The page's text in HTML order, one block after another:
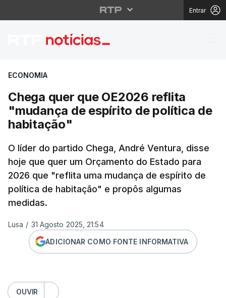
Entrar
Chega quer que
ECONOMIA
Chega quer que OE2026 reflita
"mudança de espírito de política de
habitação"
O líder do partido Chega, André Ventura, disse
hoje que quer um Orçamento do Estado para
2026 que "reflita uma mudança de espírito de
política de habitação" e propôs algumas
medidas.
Lusa / 31 Agosto 2025, 21:54
ADICIONAR COMO FONTE INFORMATIVA
OUVIR